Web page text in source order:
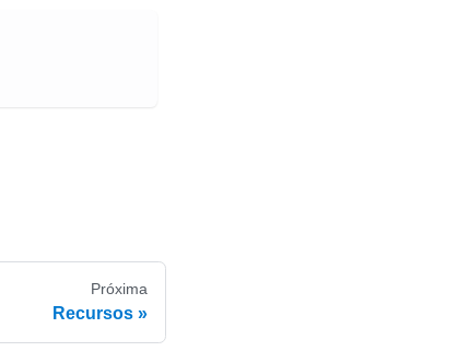
Próxima
Recursos